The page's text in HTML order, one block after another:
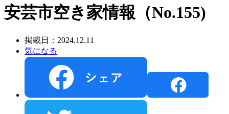
安芸市空き家情報（No.155)
掲載日：2024.12.11
気になる